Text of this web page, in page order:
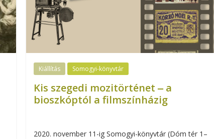
Kiállítás Somogyi-könyvtár
Kis szegedi mozitörténet ‒ a
bioszkóptól a filmszínházig
2020. november 11-ig Somogyi-könyvtár (Dóm tér 1–